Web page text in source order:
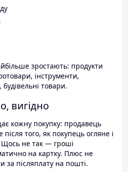
зростають: продукти
інструменти,
товари.
вигідно
кожну покупку: продавець
того, як покупець огляне і
не так — гроші
на картку. Плюс не
за післяплату на пошті.